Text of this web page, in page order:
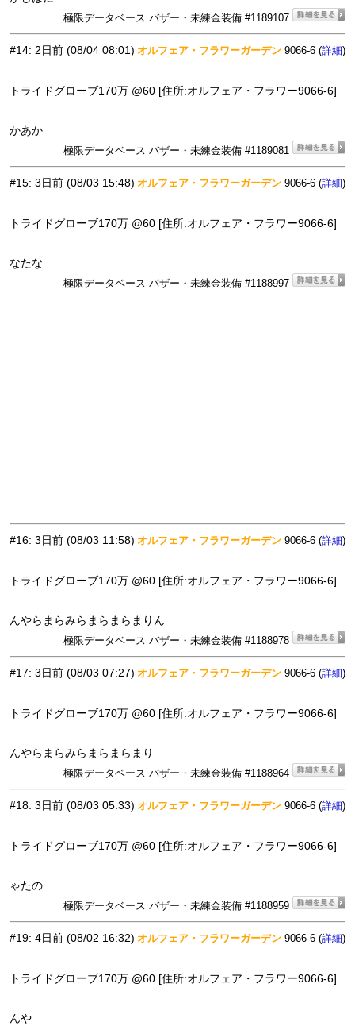
極限データベース バザー・未練金装備 #1189107
#14: 2日前 (08/04 08:01) オルフェア・フラワーガーデン 9066-6 (詳細)
トライドグローブ170万 @60 [住所:オルフェア・フラワー9066-6]
かあか
極限データベース バザー・未練金装備 #1189081
#15: 3日前 (08/03 15:48) オルフェア・フラワーガーデン 9066-6 (詳細)
トライドグローブ170万 @60 [住所:オルフェア・フラワー9066-6]
なたな
極限データベース バザー・未練金装備 #1188997
#16: 3日前 (08/03 11:58) オルフェア・フラワーガーデン 9066-6 (詳細)
トライドグローブ170万 @60 [住所:オルフェア・フラワー9066-6]
んやらまらみらまらまらまりん
極限データベース バザー・未練金装備 #1188978
#17: 3日前 (08/03 07:27) オルフェア・フラワーガーデン 9066-6 (詳細)
トライドグローブ170万 @60 [住所:オルフェア・フラワー9066-6]
んやらまらみらまらまらまり
極限データベース バザー・未練金装備 #1188964
#18: 3日前 (08/03 05:33) オルフェア・フラワーガーデン 9066-6 (詳細)
トライドグローブ170万 @60 [住所:オルフェア・フラワー9066-6]
ゃたの
極限データベース バザー・未練金装備 #1188959
#19: 4日前 (08/02 16:32) オルフェア・フラワーガーデン 9066-6 (詳細)
トライドグローブ170万 @60 [住所:オルフェア・フラワー9066-6]
んや